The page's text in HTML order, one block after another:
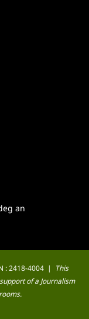
an
: 2418-4004 |
This
of a Journalism